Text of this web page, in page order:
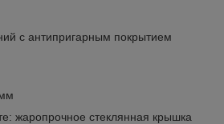
с антипригарным покрытием
жаропрочное стеклянная крышка